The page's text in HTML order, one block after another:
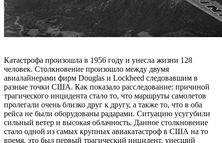
Катастрофа произошла в 1956 году и унесла жизни 128
человек. Столкновение произошло между двумя
авиалайнерами фирм Douglas и Lockheed следовавшим в
разные точки США. Как показало расследование: причиной
трагического инцидента стало то, что маршруты самолетов
пролегали очень близко друг к другу, а также то, что в оба
рейса не были оборудованы радарами. Ситуацию усугубили
сильный ветер и высокая облачность. Данное столкновение
стало одной из самых крупных авиакатастроф в США на то
время, это был первый трагический инцидент, унесший